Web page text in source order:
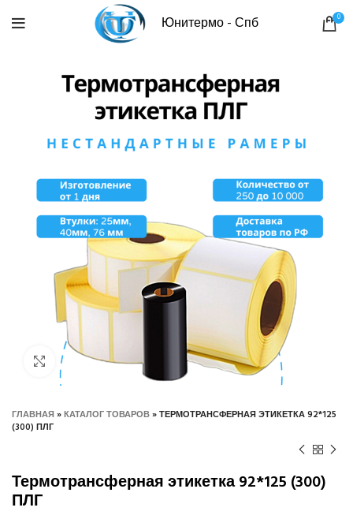
Юнитермо - Спб 0
Нажмите, чтобы увеличить
ГЛАВНАЯ»КАТАЛОГ ТОВАРОВ»ТЕРМОТРАНСФЕРНАЯ ЭТИКЕТКА 92*125
(300) ПЛГ
Термотрансферная этикетка 92*125 (300)
ПЛГ